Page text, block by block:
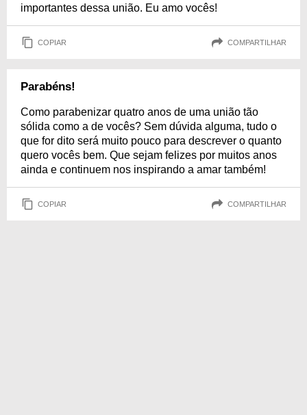
importantes dessa união. Eu amo vocês!
COPIAR COMPARTILHAR
Parabéns!
Como parabenizar quatro anos de uma união tão
sólida como a de vocês? Sem dúvida alguma, tudo o
que for dito será muito pouco para descrever o quanto
quero vocês bem. Que sejam felizes por muitos anos
ainda e continuem nos inspirando a amar também!
COPIAR COMPARTILHAR